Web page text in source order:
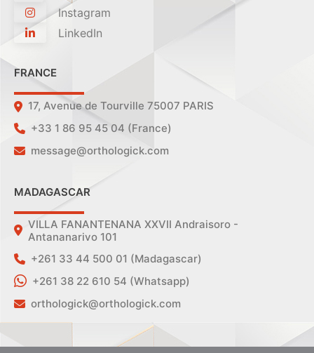
Instagram
LinkedIn
FRANCE
17, Avenue de Tourville 75007 PARIS
+33 1 86 95 45 04 (France)
message@orthologick.com
MADAGASCAR
VILLA FANANTENANA XXVII Andraisoro -
Antananarivo 101
+261 33 44 500 01 (Madagascar)
+261 38 22 610 54 (Whatsapp)
orthologick@orthologick.com